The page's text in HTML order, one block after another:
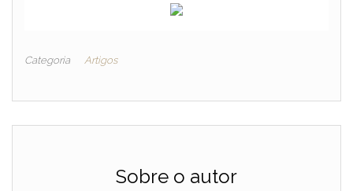
Categoria Artigos
Sobre o autor